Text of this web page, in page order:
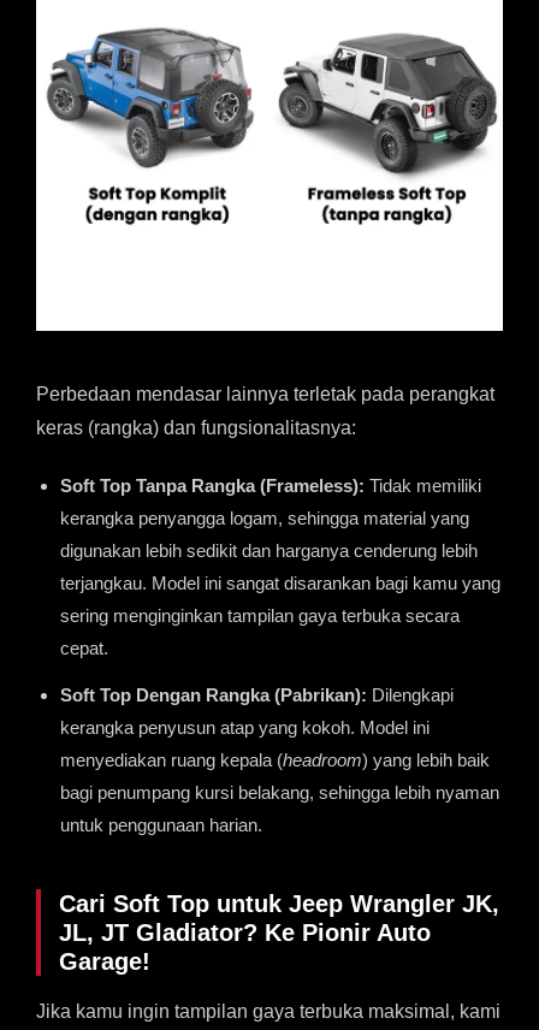
Perbedaan mendasar lainnya terletak pada perangkat
keras (rangka) dan fungsionalitasnya:
Soft Top Tanpa Rangka (Frameless): Tidak memiliki
kerangka penyangga logam, sehingga material yang
digunakan lebih sedikit dan harganya cenderung lebih
terjangkau. Model ini sangat disarankan bagi kamu yang
sering menginginkan tampilan gaya terbuka secara
cepat.
Soft Top Dengan Rangka (Pabrikan): Dilengkapi
kerangka penyusun atap yang kokoh. Model ini
menyediakan ruang kepala (headroom) yang lebih baik
bagi penumpang kursi belakang, sehingga lebih nyaman
untuk penggunaan harian.
Cari Soft Top untuk Jeep Wrangler JK,
JL, JT Gladiator? Ke Pionir Auto
Garage!
Jika kamu ingin tampilan gaya terbuka maksimal, kami